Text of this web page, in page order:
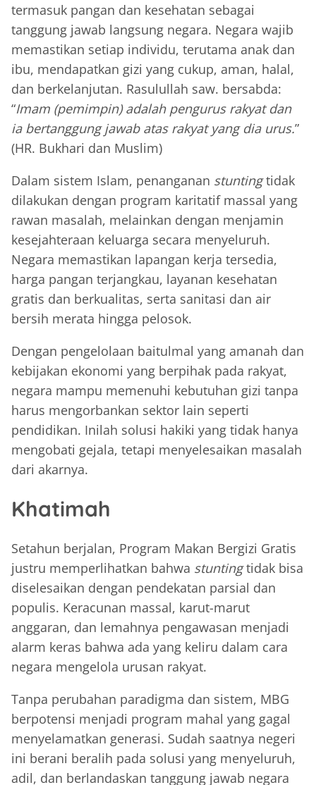
termasuk pangan dan kesehatan sebagai
tanggung jawab langsung negara. Negara wajib
memastikan setiap individu, terutama anak dan
ibu, mendapatkan gizi yang cukup, aman, halal,
dan berkelanjutan. Rasulullah saw. bersabda:
“Imam (pemimpin) adalah pengurus rakyat dan
ia bertanggung jawab atas rakyat yang dia urus.”
(HR. Bukhari dan Muslim)
Dalam sistem Islam, penanganan stuntingtidak
dilakukan dengan program karitatif massal yang
rawan masalah, melainkan dengan menjamin
kesejahteraan keluarga secara menyeluruh.
Negara memastikan lapangan kerja tersedia,
harga pangan terjangkau, layanan kesehatan
gratis dan berkualitas, serta sanitasi dan air
bersih merata hingga pelosok.
Dengan pengelolaan baitulmal yang amanah dan
kebijakan ekonomi yang berpihak pada rakyat,
negara mampu memenuhi kebutuhan gizi tanpa
harus mengorbankan sektor lain seperti
pendidikan. Inilah solusi hakiki yang tidak hanya
mengobati gejala, tetapi menyelesaikan masalah
dari akarnya.
Khatimah
Setahun berjalan, Program Makan Bergizi Gratis
justru memperlihatkan bahwa stuntingtidak bisa
diselesaikan dengan pendekatan parsial dan
populis. Keracunan massal, karut-marut
anggaran, dan lemahnya pengawasan menjadi
alarm keras bahwa ada yang keliru dalam cara
negara mengelola urusan rakyat.
Tanpa perubahan paradigma dan sistem, MBG
berpotensi menjadi program mahal yang gagal
menyelamatkan generasi. Sudah saatnya negeri
ini berani beralih pada solusi yang menyeluruh,
adil, dan berlandaskan tanggung jawab negara